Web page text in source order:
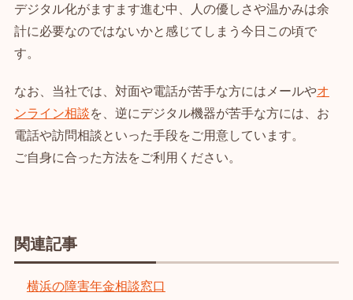
デジタル化がますます進む中、人の優しさや温かみは余
計に必要なのではないかと感じてしまう今日この頃で
す。
なお、当社では、対面や電話が苦手な方にはメールやオ
ンライン相談を、逆にデジタル機器が苦手な方には、お
電話や訪問相談といった手段をご用意しています。
ご自身に合った方法をご利用ください。
関連記事
横浜の障害年金相談窓口